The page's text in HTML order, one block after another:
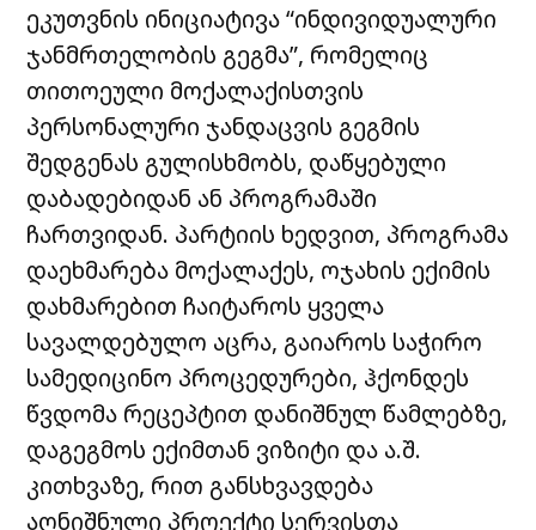
ეკუთვნის ინიციატივა “ინდივიდუალური
ჯანმრთელობის გეგმა”, რომელიც
თითოეული მოქალაქისთვის
პერსონალური ჯანდაცვის გეგმის
შედგენას გულისხმობს, დაწყებული
დაბადებიდან ან პროგრამაში
ჩართვიდან. პარტიის ხედვით, პროგრამა
დაეხმარება მოქალაქეს, ოჯახის ექიმის
დახმარებით ჩაიტაროს ყველა
სავალდებულო აცრა, გაიაროს საჭირო
სამედიცინო პროცედურები, ჰქონდეს
წვდომა რეცეპტით დანიშნულ წამლებზე,
დაგეგმოს ექიმთან ვიზიტი და ა.შ.
კითხვაზე, რით განსხვავდება
აღნიშნული პროექტი სერვისთა